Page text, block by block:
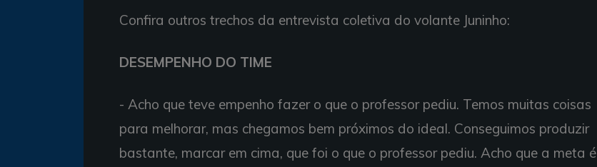
Confira outros trechos da entrevista coletiva do volante Juninho:
DESEMPENHO DO TIME
- Acho que teve empenho fazer o que o professor pediu. Temos muitas coisas
para melhorar, mas chegamos bem próximos do ideal. Conseguimos produzir
bastante, marcar em cima, que foi o que o professor pediu. Acho que a meta é